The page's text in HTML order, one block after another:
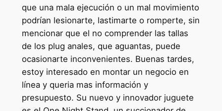
que una mala ejecución o un mal movimiento
podrían lesionarte, lastimarte o romperte, sin
mencionar que el no comprender las tallas
de los plug anales, que aguantas, puede
ocasionarte inconvenientes. Buenas tardes,
estoy interesado en montar un negocio en
línea y queria mas información y
presupuesto. Su nuevo y innovador juguete